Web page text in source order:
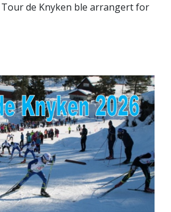
de Knyken ble arrangert for